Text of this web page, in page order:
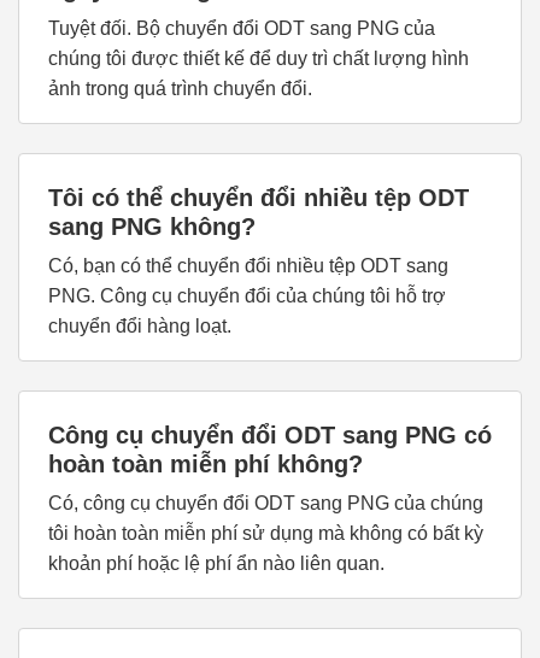
Tuyệt đối. Bộ chuyển đổi ODT sang PNG của
chúng tôi được thiết kế để duy trì chất lượng hình
ảnh trong quá trình chuyển đổi.
Tôi có thể chuyển đổi nhiều tệp ODT
sang PNG không?
Có, bạn có thể chuyển đổi nhiều tệp ODT sang
PNG. Công cụ chuyển đổi của chúng tôi hỗ trợ
chuyển đổi hàng loạt.
Công cụ chuyển đổi ODT sang PNG có
hoàn toàn miễn phí không?
Có, công cụ chuyển đổi ODT sang PNG của chúng
tôi hoàn toàn miễn phí sử dụng mà không có bất kỳ
khoản phí hoặc lệ phí ẩn nào liên quan.